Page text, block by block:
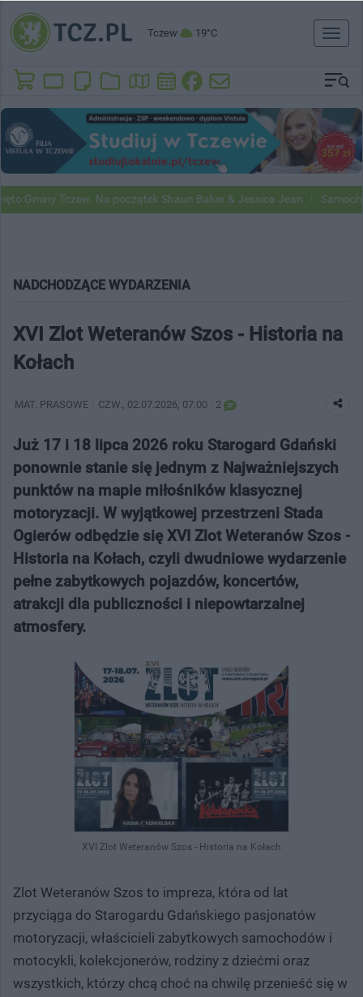
Tczew 19°C
Toggle
Tczew. Na początek Shaun Baker & Jessica Jean Samochody
NADCHODZĄCE WYDARZENIA
XVI Zlot Weteranów Szos - Historia na
Kołach
MAT. PRASOWE CZW. , 02.07.2026, 07:00 2
Już 17 i 18 lipca 2026 roku Starogard Gdański
ponownie stanie się jednym z Najważniejszych
punktów na mapie miłośników klasycznej
motoryzacji. W wyjątkowej przestrzeni Stada
Ogierów odbędzie się XVI Zlot Weteranów Szos -
Historia na Kołach, czyli dwudniowe wydarzenie
pełne zabytkowych pojazdów, koncertów,
atrakcji dla publiczności i niepowtarzalnej
atmosfery.
XVI Zlot Weteranów Szos - Historia na Kołach
Zlot Weteranów Szos to impreza, która od lat
przyciąga do Starogardu Gdańskiego pasjonatów
motoryzacji, właścicieli zabytkowych samochodów i
motocykli, kolekcjonerów, rodziny z dziećmi oraz
wszystkich, którzy chcą choć na chwilę przenieść się w